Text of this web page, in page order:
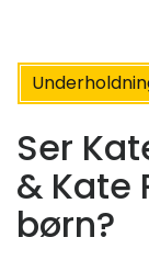
Ser
& Kate
børn?